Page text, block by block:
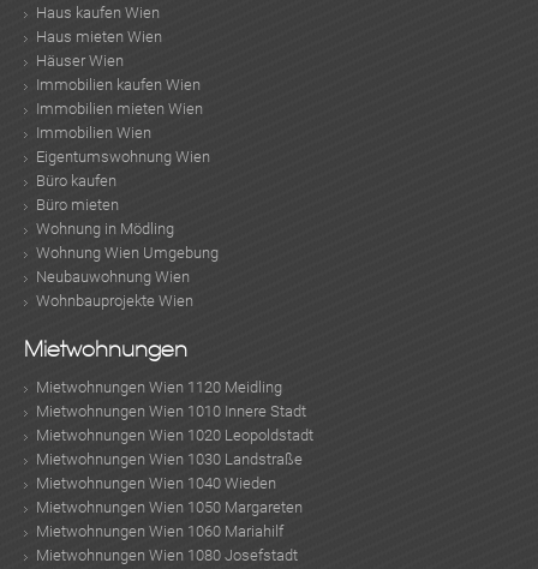
Haus kaufen Wien
Haus mieten Wien
Häuser Wien
Immobilien kaufen Wien
Immobilien mieten Wien
Immobilien Wien
Eigentumswohnung Wien
Büro kaufen
Büro mieten
Wohnung in Mödling
Wohnung Wien Umgebung
Neubauwohnung Wien
Wohnbauprojekte Wien
Mietwohnungen
Mietwohnungen Wien 1120 Meidling
Mietwohnungen Wien 1010 Innere Stadt
Mietwohnungen Wien 1020 Leopoldstadt
Mietwohnungen Wien 1030 Landstraße
Mietwohnungen Wien 1040 Wieden
Mietwohnungen Wien 1050 Margareten
Mietwohnungen Wien 1060 Mariahilf
Mietwohnungen Wien 1080 Josefstadt